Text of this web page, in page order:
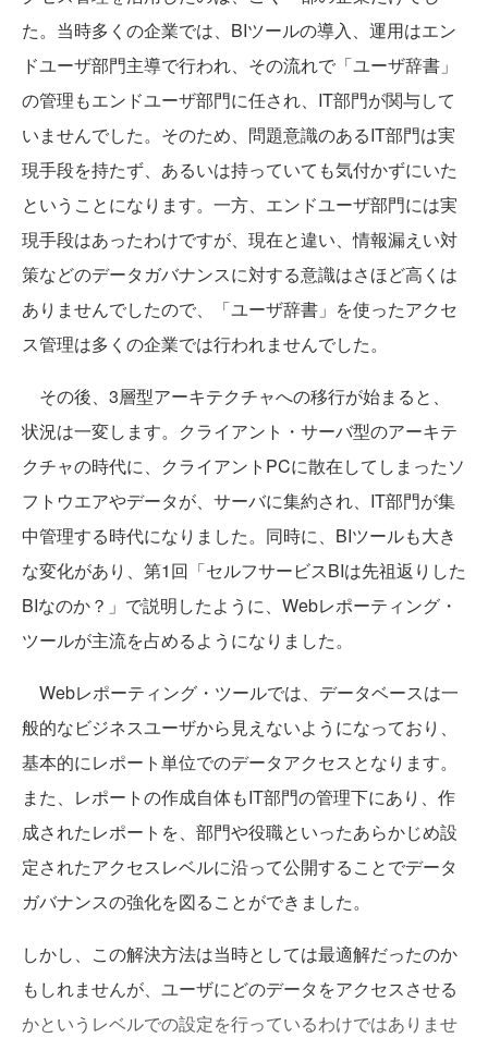
た。当時多くの企業では、BIツールの導入、運用はエン
ドユーザ部門主導で行われ、その流れで「ユーザ辞書」
の管理もエンドユーザ部門に任され、IT部門が関与して
いませんでした。そのため、問題意識のあるIT部門は実
現手段を持たず、あるいは持っていても気付かずにいた
ということになります。一方、エンドユーザ部門には実
現手段はあったわけですが、現在と違い、情報漏えい対
策などのデータガバナンスに対する意識はさほど高くは
ありませんでしたので、「ユーザ辞書」を使ったアクセ
ス管理は多くの企業では行われませんでした。
その後、3層型アーキテクチャへの移行が始まると、
状況は一変します。クライアント・サーバ型のアーキテ
クチャの時代に、クライアントPCに散在してしまったソ
フトウエアやデータが、サーバに集約され、IT部門が集
中管理する時代になりました。同時に、BIツールも大き
な変化があり、第1回「セルフサービスBIは先祖返りした
BIなのか？」で説明したように、Webレポーティング・
ツールが主流を占めるようになりました。
Webレポーティング・ツールでは、データベースは一
般的なビジネスユーザから見えないようになっており、
基本的にレポート単位でのデータアクセスとなります。
また、レポートの作成自体もIT部門の管理下にあり、作
成されたレポートを、部門や役職といったあらかじめ設
定されたアクセスレベルに沿って公開することでデータ
ガバナンスの強化を図ることができました。
しかし、この解決方法は当時としては最適解だったのか
もしれませんが、ユーザにどのデータをアクセスさせる
かというレベルでの設定を行っているわけではありませ